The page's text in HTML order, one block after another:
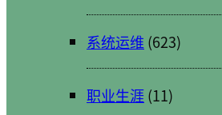
系统运维(623)
职业生涯(11)